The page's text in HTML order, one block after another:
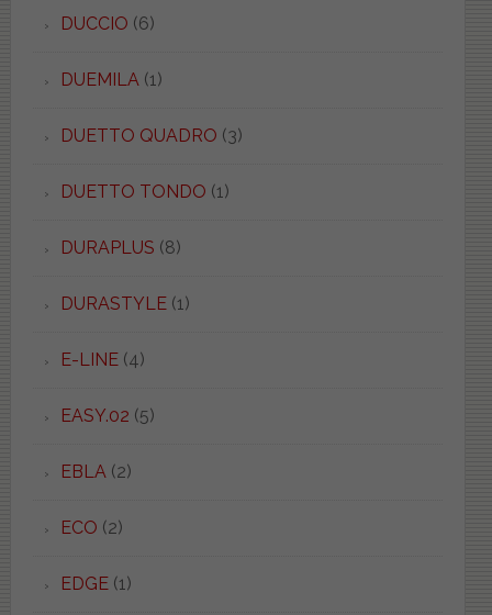
DUCCIO (6)
DUEMILA (1)
DUETTO QUADRO (3)
DUETTO TONDO (1)
DURAPLUS (8)
DURASTYLE(1)
E-LINE(4)
EASY.02 (5)
EBLA (2)
ECO (2)
EDGE(1)